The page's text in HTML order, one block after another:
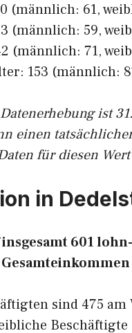
(männlich: 61,
(männlich: 59,
(männlich: 71,
153 (männlich:
ist
einen
für diesen
in
601
sind 475